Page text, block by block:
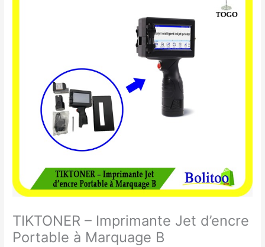
TIKTONER – Imprimante Jet d’encre
Portable à Marquage B